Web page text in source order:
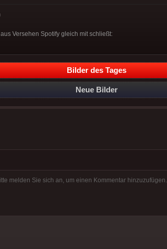
Versehen Spotify gleich mit schließt:
Bilder des Tages
Neue Bilder
melden Sie sich an, um einen Kommentar hinzuzufügen.